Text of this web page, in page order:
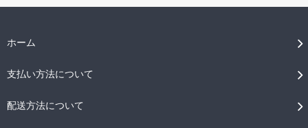
ホーム
支払い方法について
配送方法について